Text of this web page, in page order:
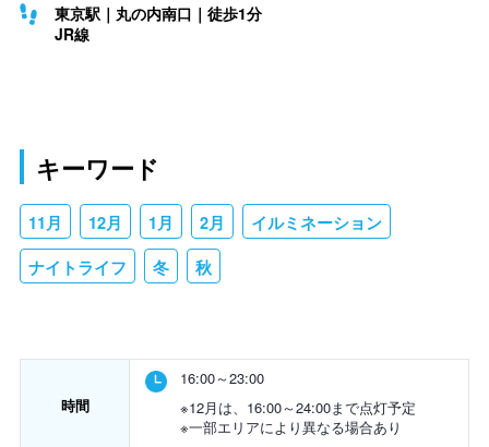
東京駅｜丸の内南口｜徒歩1分
JR線
キーワード
11月 12月 1月 2月 イルミネーション
ナイトライフ 冬 秋
時間
16:00～23:00
※12月は、16:00～24:00まで点灯予定
※一部エリアにより異なる場合あり